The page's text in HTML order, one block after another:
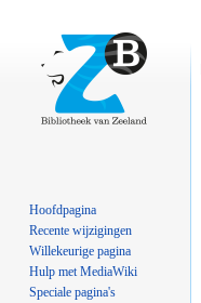
Hoofdpagina
Recente wijzigingen
Willekeurige pagina
Hulp met MediaWiki
Speciale pagina's